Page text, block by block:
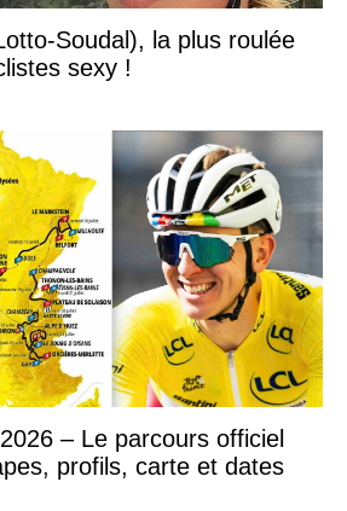
Soudal), la plus roulée
sexy !
– Le parcours officiel
profils, carte et dates